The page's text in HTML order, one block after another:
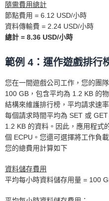
隨需費用總計
節點費用 = 6.12 USD/小時
資料傳輸費 = 2.24 USD/小時
總計 = 8.36 USD/小時
範例 4：運作遊戲排行
您在一間遊戲公司工作，您的團
100 GB，包含平均為 1.2 KB 的
結構來維護排行榜，平均請求速
每個請求時間平均為 SET 或
1.2 KB 的資料。因此，應用程式
個 ECPU。您還可選擇將工作負
您的總費用計算如下
資料儲存費用
平均每小時資料儲存用量 = 100